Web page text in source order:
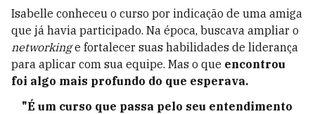
Isabelle conheceu o curso por indicação de uma amiga
que já havia participado. Na época, buscava ampliar o
networkinge fortalecer suas habilidades de liderança
para aplicar com sua equipe. Mas o que encontrou
foi algo mais profundo do que esperava.
"É um curso que passa pelo seu entendimento